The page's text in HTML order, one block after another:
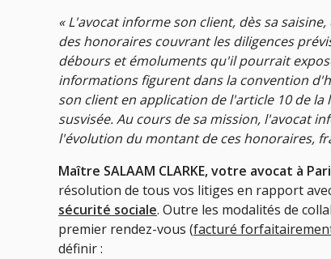
« L'avocat informe son client, dès sa
des honoraires couvrant les diligences
débours et émoluments qu'il pourrait
informations figurent dans la convention
son client en application de l'article 10 de la
susvisée. Au cours de sa mission, l'avocat
l'évolution du montant de ces honoraires,
Maître SALAAM CLARKE, votre avocat à
résolution de tous vos litiges en rapport
sécurité sociale. Outre les modalités de
premier rendez-vous (facturé
définir :